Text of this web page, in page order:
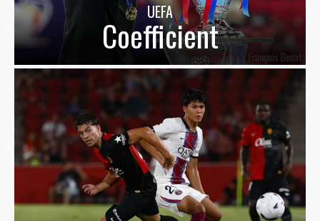
UEFA
Coefficient